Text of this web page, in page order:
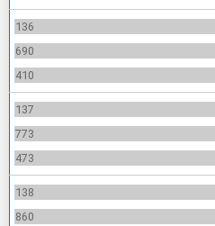
136
690
410
137
773
473
138
860